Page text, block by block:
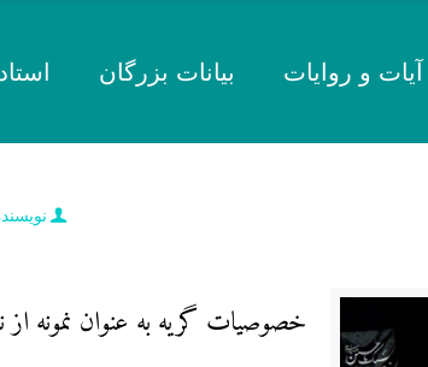
آیات و روایات بیانات بزرگان
خصوصیات گریه به عنوان نمونه از